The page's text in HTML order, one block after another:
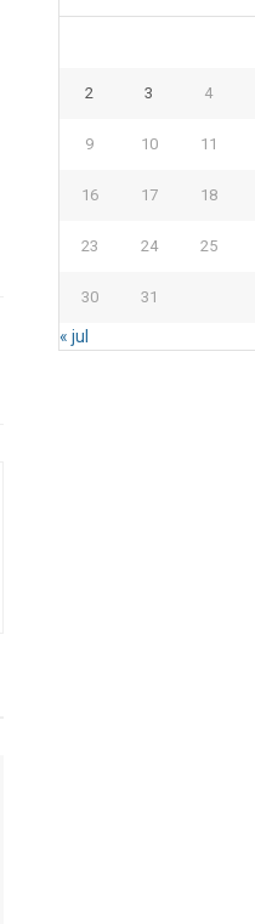
2 3 4
9 10 11
16 17 18
23 24 25
30 31
« jul